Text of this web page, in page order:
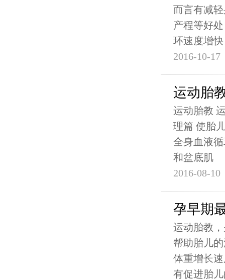
而言有减
产程等好
环速度增快
2016-10-17
运动胎
运动胎教
理篇 使胎
全身血液
和盆底肌
2016-08-10
孕早期
运动胎教
帮助胎儿
体重增长
有促进胎